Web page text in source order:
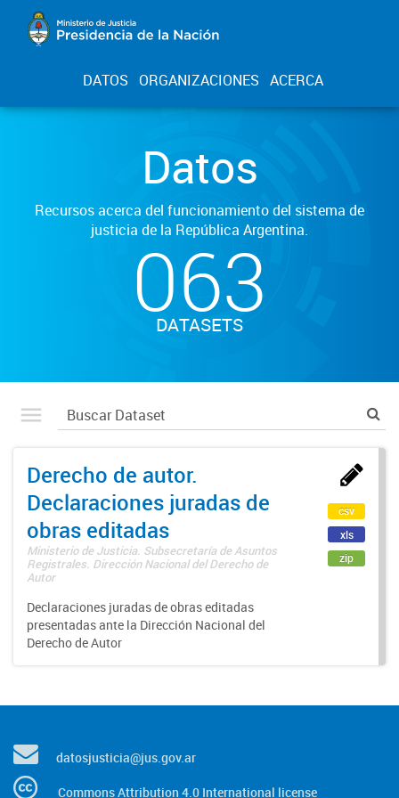
DATOS ORGANIZACIONES ACERCA
Datos
Recursos acerca del funcionamiento del sistema de
justicia de la República Argentina.
063
DATASETS
Derecho de autor.
Declaraciones juradas de
obras editadas
Ministerio de Justicia. Subsecretaría de Asuntos
Registrales. Dirección Nacional del Derecho de
Autor
Declaraciones juradas de obras editadas
presentadas ante la Dirección Nacional del
Derecho de Autor
csv
xls
zip
datosjusticia@jus.gov.ar
Commons Attribution 4.0 International license